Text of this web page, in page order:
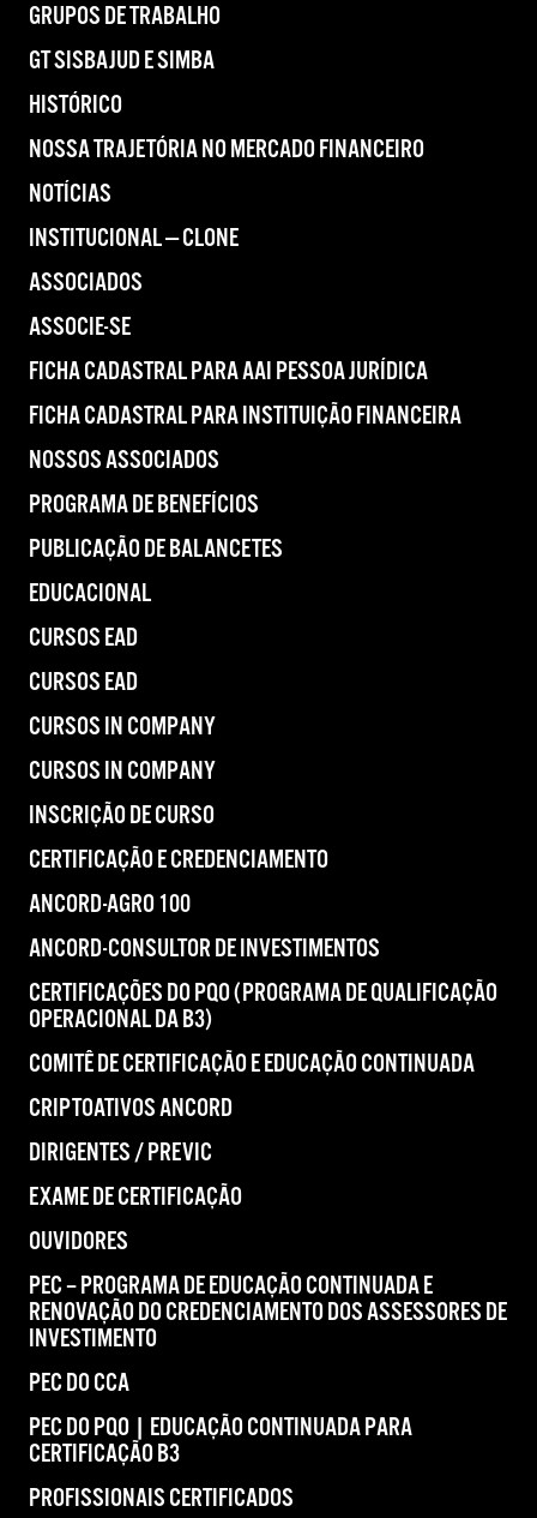
GRUPOS DE TRABALHO
GT SISBAJUD E SIMBA
HISTÓRICO
NOSSA TRAJETÓRIA NO MERCADO FINANCEIRO
NOTÍCIAS
INSTITUCIONAL — CLONE
ASSOCIADOS
ASSOCIE-SE
FICHA CADASTRAL PARA AAI PESSOA JURÍDICA
FICHA CADASTRAL PARA INSTITUIÇÃO FINANCEIRA
NOSSOS ASSOCIADOS
PROGRAMA DE BENEFÍCIOS
PUBLICAÇÃO DE BALANCETES
EDUCACIONAL
CURSOS EAD
CURSOS EAD
CURSOS IN COMPANY
CURSOS IN COMPANY
INSCRIÇÃO DE CURSO
CERTIFICAÇÃO E CREDENCIAMENTO
ANCORD-AGRO 100
ANCORD-CONSULTOR DE INVESTIMENTOS
CERTIFICAÇÕES DO PQO (PROGRAMA DE QUALIFICAÇÃO
OPERACIONAL DA B3)
COMITÊ DE CERTIFICAÇÃO E EDUCAÇÃO CONTINUADA
CRIPTOATIVOS ANCORD
DIRIGENTES / PREVIC
EXAME DE CERTIFICAÇÃO
OUVIDORES
PEC – PROGRAMA DE EDUCAÇÃO CONTINUADA E
RENOVAÇÃO DO CREDENCIAMENTO DOS ASSESSORES DE
INVESTIMENTO
PEC DO CCA
PEC DO PQO | EDUCAÇÃO CONTINUADA PARA
CERTIFICAÇÃO B3
PROFISSIONAIS CERTIFICADOS